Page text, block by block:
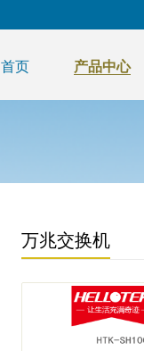
首页 产品中心
万兆交换机